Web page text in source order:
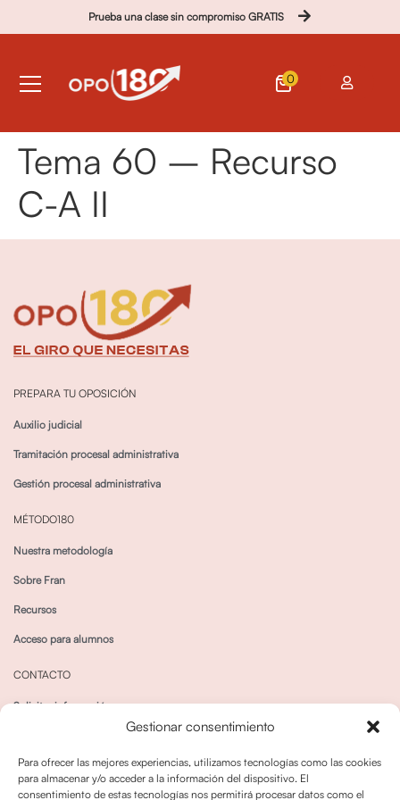
Gestionar consentimiento
Para ofrecer las mejores experiencias, utilizamos tecnologías como las cookies
para almacenar y/o acceder a la información del dispositivo. El
consentimiento de estas tecnologías nos permitirá procesar datos como el
Prueba una clase sin compromiso GRATIS
0
Tema 60 – Recurso
C-A II
PREPARA TU OPOSICIÓN
Auxilio judicial
Tramitación procesal administrativa
Gestión procesal administrativa
MÉTODO180
Nuestra metodología
Sobre Fran
Recursos
Acceso para alumnos
CONTACTO
Solicitar información